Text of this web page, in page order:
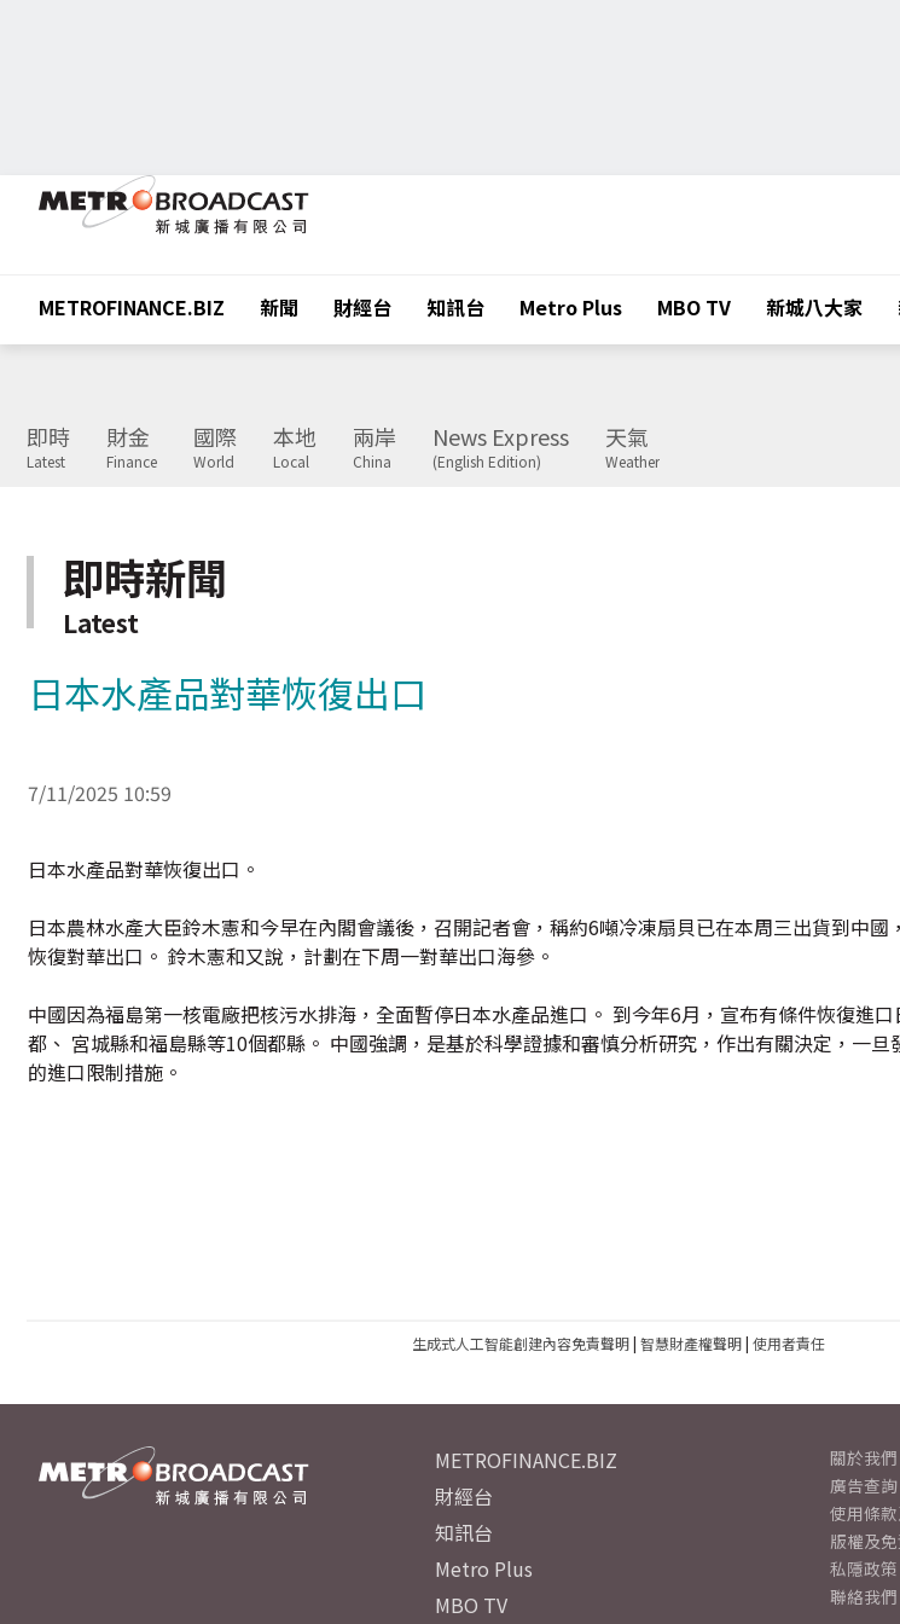
METROFINANCE.BIZ 新聞 財經台 知訊台 Metro Plus MBO TV 新城八大家
即時
Latest
財金
Finance
國際
World
本地
Local
兩岸
China
News Express
(English Edition)
天氣
Weather
即時新聞
Latest
日本水產品對華恢復出口
7/11/2025 10:59
日本水產品對華恢復出口。
日本農林水產大臣鈴木憲和今早在內閣會議後，召開記者會，稱約6噸冷凍扇貝已在本周三出貨到中
恢復對華出口。 鈴木憲和又說，計劃在下周一對華出口海參。
中國因為福島第一核電廠把核污水排海，全面暫停日本水產品進口。 到今年6月，宣布有條件恢復進
都、 宮城縣和福島縣等10個都縣。 中國強調，是基於科學證據和審慎分析研究，作出有關決定，一
的進口限制措施。
生成式人工智能創建內容免責聲明| 智慧財產權聲明| 使用者責任
METROFINANCE.BIZ
財經台
知訊台
Metro Plus
MBO TV
關於我們
廣告查詢
使用條
版權及
私隱政策
聯絡我們